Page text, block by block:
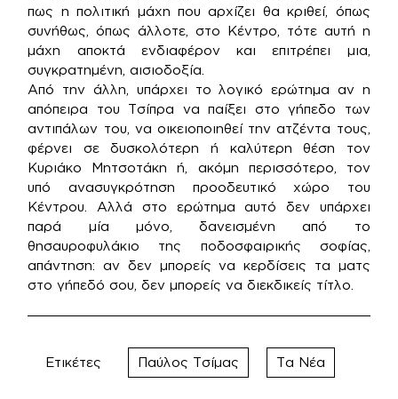
πως η πολιτική μάχη που αρχίζει θα κριθεί, όπως
συνήθως, όπως άλλοτε, στο Κέντρο, τότε αυτή η
μάχη αποκτά ενδιαφέρον και επιτρέπει μια,
συγκρατημένη, αισιοδοξία.
Από την άλλη, υπάρχει το λογικό ερώτημα αν η
απόπειρα του Τσίπρα να παίξει στο γήπεδο των
αντιπάλων του, να οικειοποιηθεί την ατζέντα τους,
φέρνει σε δυσκολότερη ή καλύτερη θέση τον
Κυριάκο Μητσοτάκη ή, ακόμη περισσότερο, τον
υπό ανασυγκρότηση προοδευτικό χώρο του
Κέντρου. Αλλά στο ερώτημα αυτό δεν υπάρχει
παρά μία μόνο, δανεισμένη από το
θησαυροφυλάκιο της ποδοσφαιρικής σοφίας,
απάντηση: αν δεν μπορείς να κερδίσεις τα ματς
στο γήπεδό σου, δεν μπορείς να διεκδικείς τίτλο.
Ετικέτες Παύλος Τσίμας Τα Νέα